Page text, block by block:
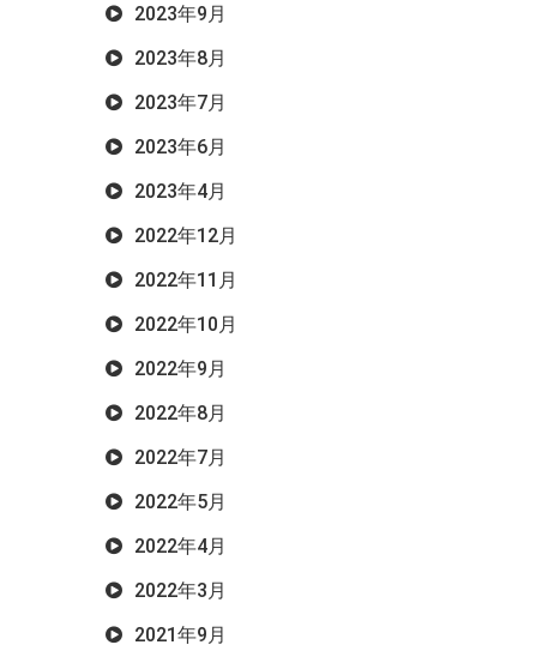
2023年9月
2023年8月
2023年7月
2023年6月
2023年4月
2022年12月
2022年11月
2022年10月
2022年9月
2022年8月
2022年7月
2022年5月
2022年4月
2022年3月
2021年9月